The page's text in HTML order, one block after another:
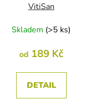
VitiSan
Skladem (>5 ks)
od 189 Kč
DETAIL